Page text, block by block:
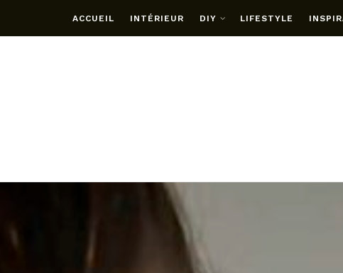
ACCUEIL INTÉRIEUR DIY LIFESTYLE